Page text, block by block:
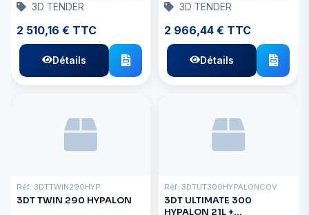
3D TENDER
2 510,16 € TTC
Détails
3D TENDER
2 966,44 € TTC
Détails
Réf: 3DTTWIN290HYP
3DT TWIN 290 HYPALON
Réf: 3DTUT300HYPALONCOV
3DT ULTIMATE 300
HYPALON 21L +